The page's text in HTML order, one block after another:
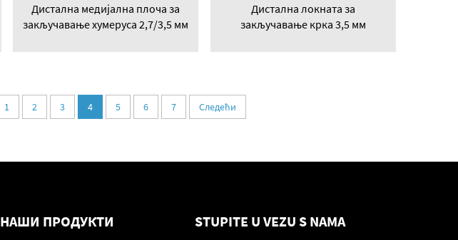
Дистална медијална плоча за
закључавање хумеруса 2,7/3,5 мм
Дистална локната за
закључавање крка 3,5 мм
1 2 3 4 5 6 7 Следећи
НАШИ ПРОДУКТИ STUPITE U VEZU S NAMA